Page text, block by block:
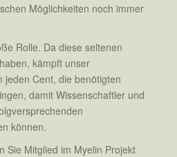
Möglichkeiten noch immer
Rolle. Da diese seltenen
kämpft unser
jeden Cent, die benötigten
damit Wissenschaftler und
können.
Sie Mitglied im Myelin Projekt